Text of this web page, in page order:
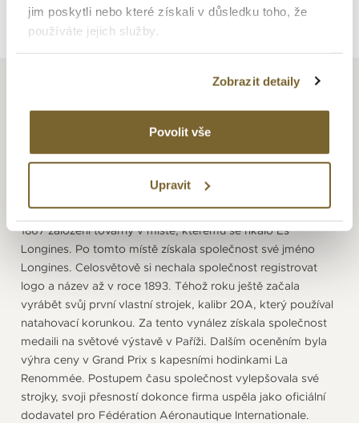
jim poskytli nebo které získali v důsledku toho, že
používáte jejich služby.
Zobrazit detaily
Povolit vše
Upravit
Počátky společnosti se datují do roku 1832, kdy v Saint-
Imier začal podnikat Auguste Agassiz. V roce 1852
Ernest Francillon. Další spojení proběhlo roku 1983
se Swatch Group. Rozrůstající se výroba si vyžádala v roce
1867 založení továrny v místě, kterému se říkalo Es
Longines. Po tomto místě získala společnost své jméno
Longines. Celosvětově si nechala společnost registrovat
logo a název až v roce 1893. Téhož roku ještě začala
vyrábět svůj první vlastní strojek, kalibr 20A, který používal
natahovací korunkou. Za tento vynález získala společnost
medaili na světové výstavě v Paříži. Dalším oceněním byla
výhra ceny v Grand Prix s kapesními hodinkami La
Renommée. Postupem času společnost vylepšovala své
strojky, svoji přesností dokonce firma uspěla jako oficiální
dodavatel pro Fédération Aéronautique Internationale.